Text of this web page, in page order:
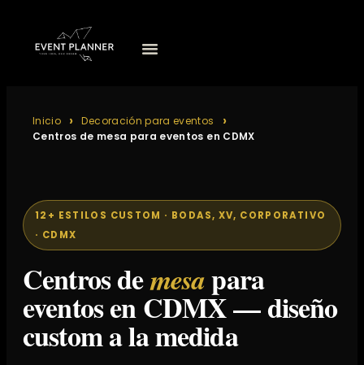
Inicio
Decoración para eventos
Centros de mesa para eventos en CDMX
12+ ESTILOS CUSTOM · BODAS, XV, CORPORATIVO
· CDMX
Centros demesapara
eventos en CDMX — diseño
custom a la medida